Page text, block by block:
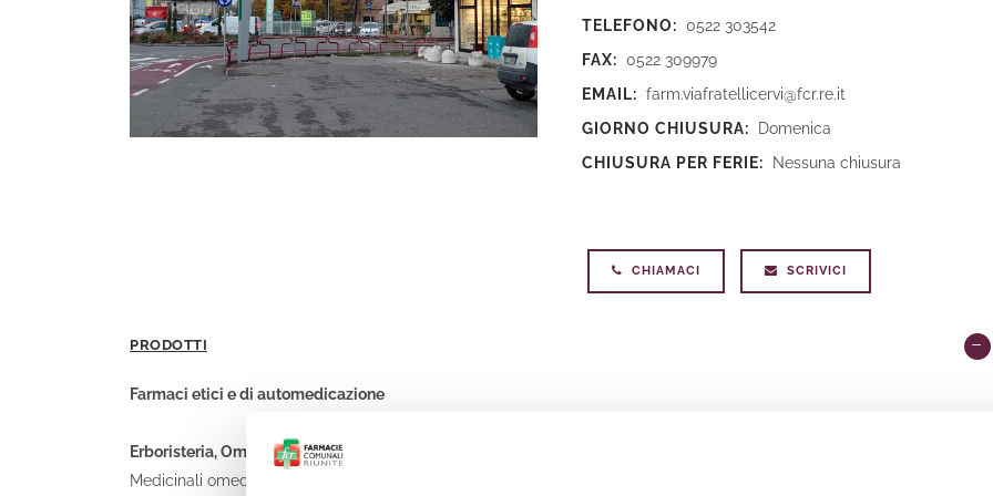
TELEFONO: 0522 303542
FAX: 0522 309979
EMAIL: farm.viafratellicervi@fcr.re.it
GIORNO CHIUSURA:
Domenica
CHIUSURA PER FERIE:
Nessuna chiusura
CHIAMACI SCRIVICI
PRODOTTI
Farmaci etici e di automedicazione
Erboristeria, Omeopatia e Prodotti Naturali
Medicinali omeopatici, tinture madri, macerati glicerici, fiori di Bach, oligoelementi e tisane.